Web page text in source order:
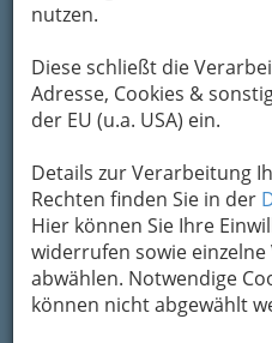
nutzen.
Diese schließt die
Adresse, Cookies &
der EU (u.a. USA) ein.
Details zur Verarbeitung
Rechten finden Sie in der
Hier können Sie Ihre
widerrufen sowie
abwählen. Notwendige
können nicht abgewählt